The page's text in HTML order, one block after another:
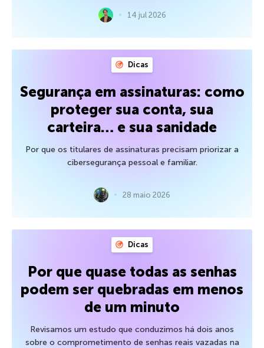
14 jul 2026
Dicas
Segurança em assinaturas: como
proteger sua conta, sua
carteira… e sua sanidade
Por que os titulares de assinaturas precisam priorizar a
cibersegurança pessoal e familiar.
28 maio 2026
Dicas
Por que quase todas as senhas
podem ser quebradas em menos
de um minuto
Revisamos um estudo que conduzimos há dois anos
sobre o comprometimento de senhas reais vazadas na